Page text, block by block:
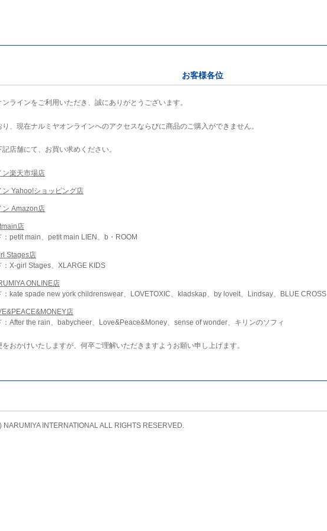
お客様各位
ラインをご利用いただき、誠にありがとうございます。
、現在ナルミヤオンラインへのアクセスならびに商品のご購入ができません。
店舗にて、お買い求めください。
ン楽天市場店
Yahoo!ショッピング店
ン Amazon店
店
：petit main、petit main LIEN、b・ROOM
Stages店
：X-girl Stages、XLARGE KIDS
ONLINE店
：kate spade new york childrenswear、LOVETOXIC、kladskap、by loveit、Lindsay、BLUE CROSS
店
：After the rain、babycheer、Love&Peace&Money、sense of wonder、キリンのソフィ
おかけいたしますが、何卒ご理解いただきますようお願い申し上げます。